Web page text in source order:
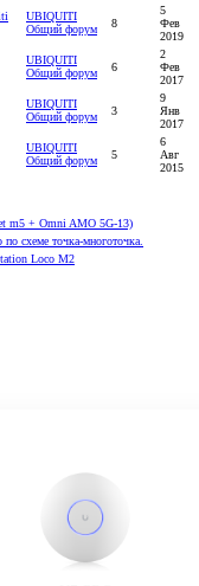
UBIQUITI
Общий форум
8
5
Фев
2019
UBIQUITI
Общий форум
6
2
Фев
2017
UBIQUITI
Общий форум
3
9
Янв
2017
UBIQUITI
Общий форум
5
6
Авг
2015
m5 + Omni AMO 5G-13)
схеме точка-многоточка.
Loco M2